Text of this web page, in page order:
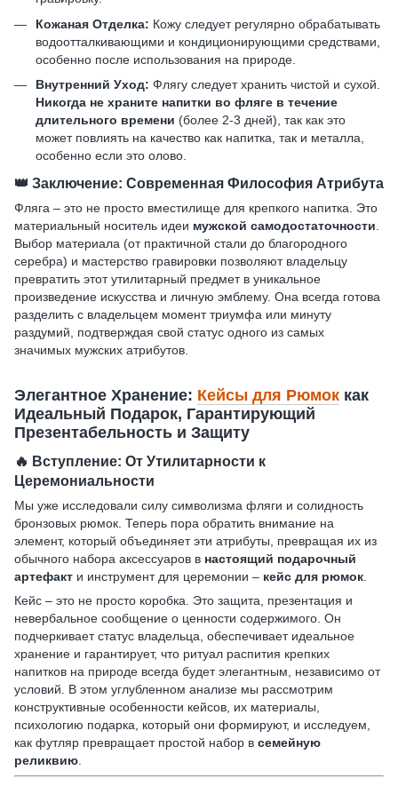
Кожаная Отделка: Кожу следует регулярно обрабатывать
водоотталкивающими и кондиционирующими средствами,
особенно после использования на природе.
Внутренний Уход: Флягу следует хранить чистой и сухой.
Никогда не храните напитки во фляге в течение
длительного времени (более 2-3 дней), так как это
может повлиять на качество как напитка, так и металла,
особенно если это олово.
👑 Заключение: Современная Философия Атрибута
Фляга – это не просто вместилище для крепкого напитка. Это
материальный носитель идеи мужской самодостаточности
Выбор материала (от практичной стали до благородного
серебра) и мастерство гравировки позволяют владельцу
превратить этот утилитарный предмет в уникальное
произведение искусства и личную эмблему. Она всегда готова
разделить с владельцем момент триумфа или минуту
раздумий, подтверждая свой статус одного из самых
значимых мужских атрибутов.
Элегантное Хранение: Кейсы для Рюмок как
Идеальный Подарок, Гарантирующий
Презентабельность и Защиту
🔥 Вступление: От Утилитарности к
Церемониальности
Мы уже исследовали силу символизма фляги и солидность
бронзовых рюмок. Теперь пора обратить внимание на
элемент, который объединяет эти атрибуты, превращая их из
обычного набора аксессуаров в настоящий подарочный
артефакт и инструмент для церемонии – кейс для рюмок
Кейс – это не просто коробка. Это защита, презентация и
невербальное сообщение о ценности содержимого. Он
подчеркивает статус владельца, обеспечивает идеальное
хранение и гарантирует, что ритуал распития крепких
напитков на природе всегда будет элегантным, независимо от
условий. В этом углубленном анализе мы рассмотрим
конструктивные особенности кейсов, их материалы,
психологию подарка, который они формируют, и исследуем,
как футляр превращает простой набор в семейную
реликвию